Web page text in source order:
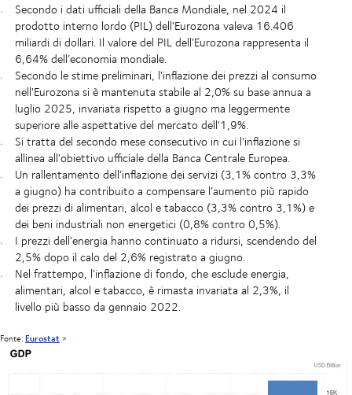
Secondo i dati ufficiali della Banca Mondiale, nel 2024 il
prodotto interno lordo (PIL) dell'Eurozona valeva 16.406
miliardi di dollari. Il valore del PIL dell’Eurozona rappresenta il
6,64% dell’economia mondiale.
Secondo le stime preliminari, l'inflazione dei prezzi al consumo
nell'Eurozona si è mantenuta stabile al 2,0% su base annua a
luglio 2025, invariata rispetto a giugno ma leggermente
superiore alle aspettative del mercato dell'1,9%.
Si tratta del secondo mese consecutivo in cui l'inflazione si
allinea all'obiettivo ufficiale della Banca Centrale Europea.
Un rallentamento dell’inflazione dei servizi (3,1% contro 3,3%
a giugno) ha contribuito a compensare l’aumento più rapido
dei prezzi di alimentari, alcol e tabacco (3,3% contro 3,1%) e
dei beni industriali non energetici (0,8% contro 0,5%).
I prezzi dell'energia hanno continuato a ridursi, scendendo del
2,5% dopo il calo del 2,6% registrato a giugno.
Nel frattempo, l'inflazione di fondo, che esclude energia,
alimentari, alcol e tabacco, è rimasta invariata al 2,3%, il
livello più basso da gennaio 2022.
Fonte:Eurostat